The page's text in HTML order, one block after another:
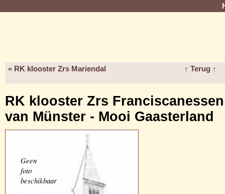
« RK klooster Zrs Mariendal ↑ Terug ↑
RK klooster Zrs Franciscanessen
van Münster - Mooi Gaasterland
Geen
foto
beschikbaar